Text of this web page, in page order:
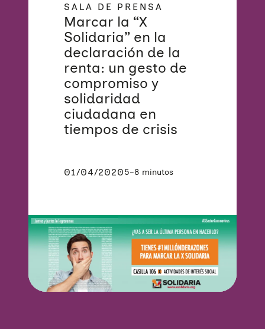
SALA DE PRENSA
Marcar la “X
Solidaria” en la
declaración de la
renta: un gesto de
compromiso y
solidaridad
ciudadana en
tiempos de crisis
01/04/20205–8 minutos